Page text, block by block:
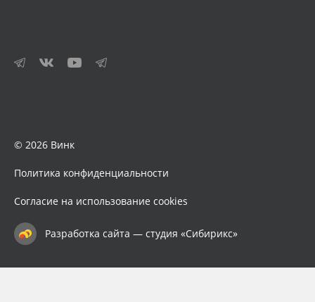
© 2026 Винк
Политика конфиденциальности
Согласие на использование cookies
Разработка сайта — студия «Сибирикс»